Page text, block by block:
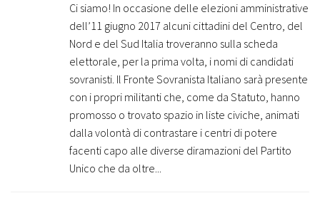
Ci siamo! In occasione delle elezioni amministrative
dell’11 giugno 2017 alcuni cittadini del Centro, del
Nord e del Sud Italia troveranno sulla scheda
elettorale, per la prima volta, i nomi di candidati
sovranisti. Il Fronte Sovranista Italiano sarà presente
con i propri militanti che, come da Statuto, hanno
promosso o trovato spazio in liste civiche, animati
dalla volontà di contrastare i centri di potere
facenti capo alle diverse diramazioni del Partito
Unico che da oltre...